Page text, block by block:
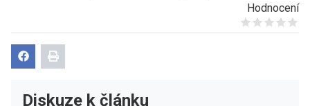
Hodnocení
Give it 1/5
Give it 2/5
Give it 3/5
Give it 4/5
Give it 5/5
Diskuze k článku